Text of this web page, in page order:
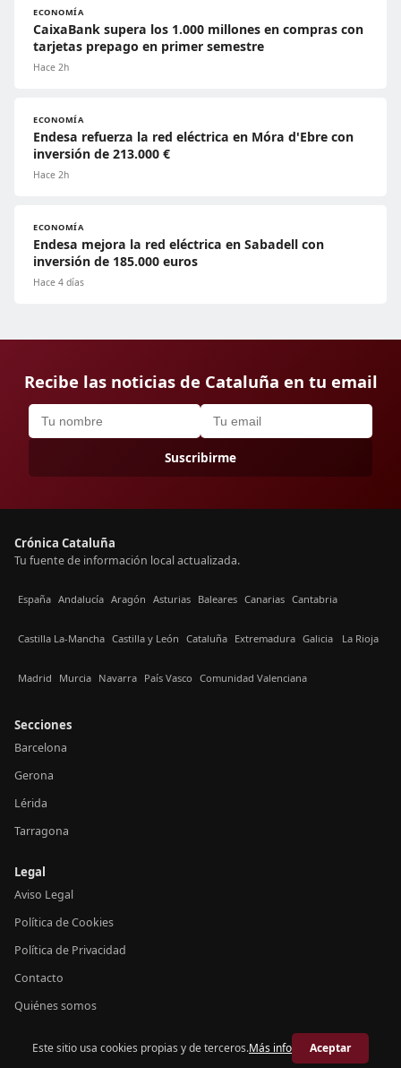
ECONOMÍA
CaixaBank supera los 1.000 millones en compras con
tarjetas prepago en primer semestre
Hace 2h
ECONOMÍA
Endesa refuerza la red eléctrica en Móra d'Ebre con
inversión de 213.000 €
Hace 2h
ECONOMÍA
Endesa mejora la red eléctrica en Sabadell con
inversión de 185.000 euros
Hace 4 días
Recibe las noticias de Cataluña en tu email
Suscribirme
Crónica Cataluña
Tu fuente de información local actualizada.
España Andalucía Aragón Asturias Baleares Canarias Cantabria
Castilla La-Mancha Castilla y León Cataluña Extremadura Galicia La Rioja
Madrid Murcia Navarra País Vasco Comunidad Valenciana
Secciones
Barcelona
Gerona
Lérida
Tarragona
Legal
Aviso Legal
Política de Cookies
Política de Privacidad
Contacto
Quiénes somos
© 2026 Crónica Cataluña
Este sitio usa cookies propias y de terceros.Más info Aceptar